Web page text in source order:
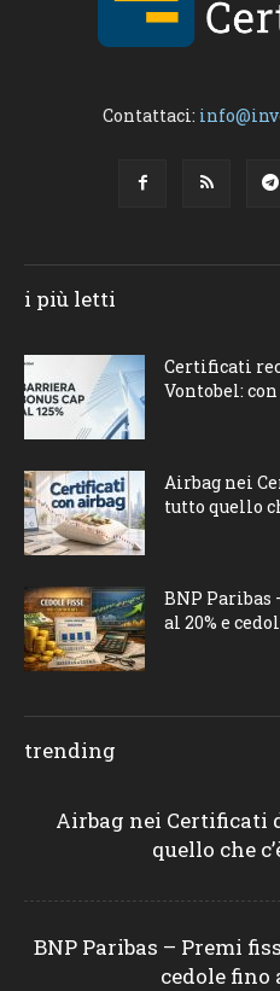
Contattaci:
i più letti
Certificati
Vontobel:
Airbag nei
tutto quello
BNP
al 20% e
trending
Airbag nei Certificati
quello che
BNP Paribas – Premi
cedole fino